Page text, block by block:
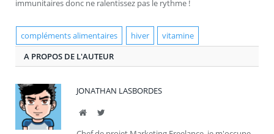
immunitaires donc ne ralentissez pas le rythme !
compléments alimentaires hiver
vitamine
A PROPOS DE L'AUTEUR
JONATHAN LASBORDES
Site Twitter